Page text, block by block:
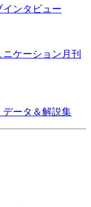
ンタビュー
ケーション月刊
ータ＆解説集